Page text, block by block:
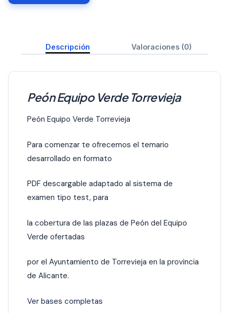
Descripción Valoraciones (0)
Peón Equipo Verde Torrevieja
Peón Equipo Verde Torrevieja
Para comenzar te ofrecemos el temario
desarrollado en formato
PDF descargable adaptado al sistema de
examen tipo test, para
la cobertura de las plazas de Peón del Equipo
Verde ofertadas
por el Ayuntamiento de Torrevieja en la provincia
de Alicante.
Ver bases completas